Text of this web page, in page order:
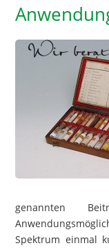
genannten
Spektrum einmal